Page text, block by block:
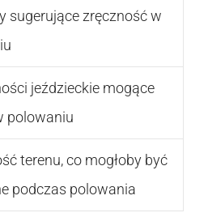
sugerujące zręczność w
jeździeckie mogące
polowaniu
terenu, co mogłoby być
podczas polowania